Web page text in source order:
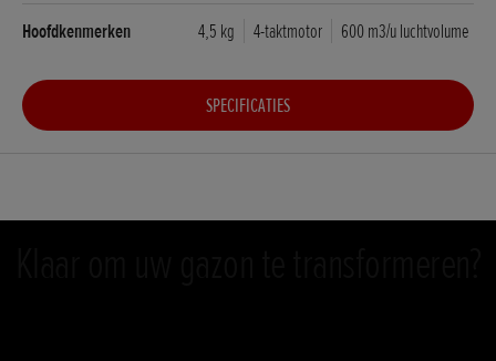
4,5 kg 4-taktmotor 600 m3/u luchtvolume
SPECIFICATIES